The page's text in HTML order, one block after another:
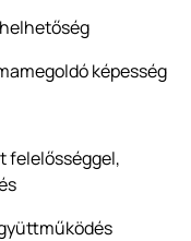
képesség
felelősséggel,